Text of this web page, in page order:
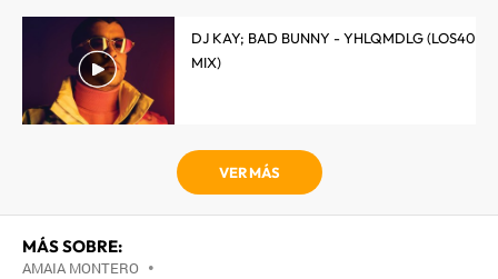
DJ KAY; BAD BUNNY - YHLQMDLG (LOS40
MIX)
VER MÁS
MÁS SOBRE:
AMAIA MONTERO •